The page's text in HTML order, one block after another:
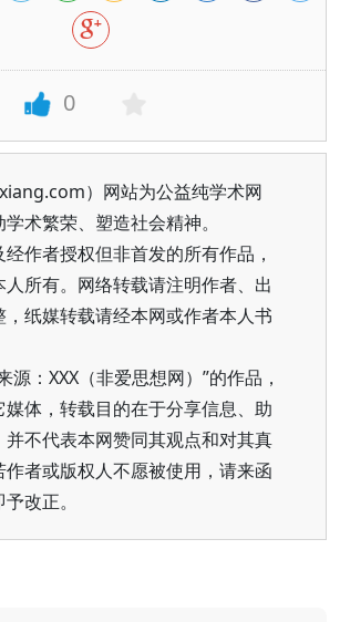
0
）网站为公益纯学术网
术繁荣、塑造社会精神。
作者授权但非首发的所有作品，
人所有。网络转载请注明作者、出
纸媒转载请经本网或作者本人书
源：XXX（非爱思想网）”的作品，
体，转载目的在于分享信息、助
并不代表本网赞同其观点和对其真
作者或版权人不愿被使用，请来函
改正。